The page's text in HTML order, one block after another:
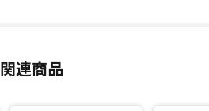
関連商品